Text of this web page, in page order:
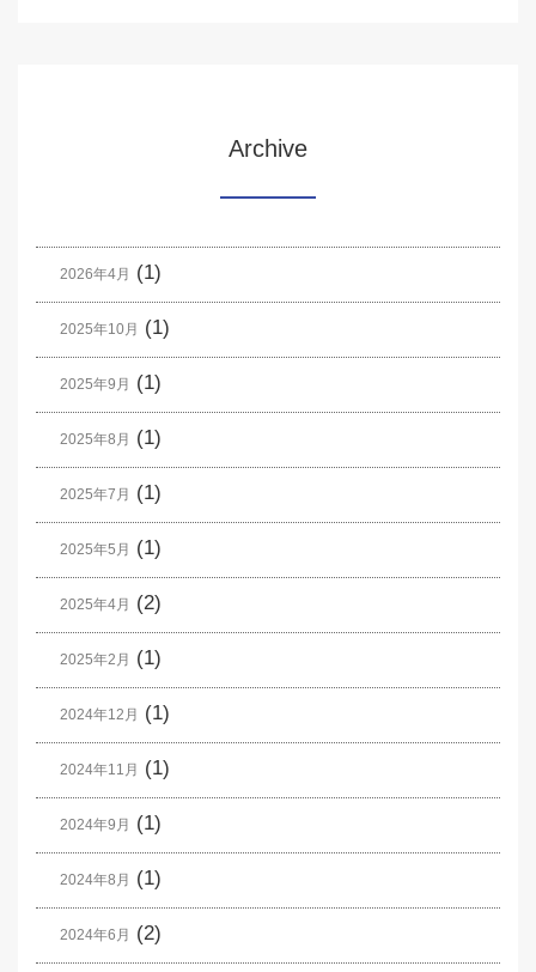
Archive
2026年4月 (1)
2025年10月 (1)
2025年9月 (1)
2025年8月 (1)
2025年7月 (1)
2025年5月 (1)
2025年4月 (2)
2025年2月 (1)
2024年12月 (1)
2024年11月 (1)
2024年9月 (1)
2024年8月 (1)
2024年6月 (2)